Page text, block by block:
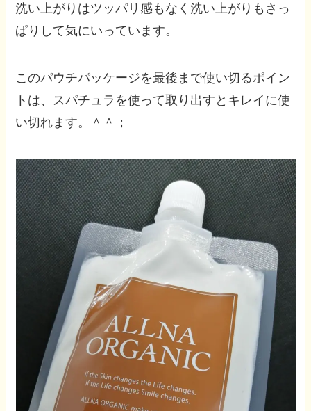
洗い上がりはツッパリ感もなく洗い上がりもさっ
ぱりして気にいっています。
このパウチパッケージを最後まで使い切るポイン
トは、スパチュラを使って取り出すとキレイに使
い切れます。＾＾；